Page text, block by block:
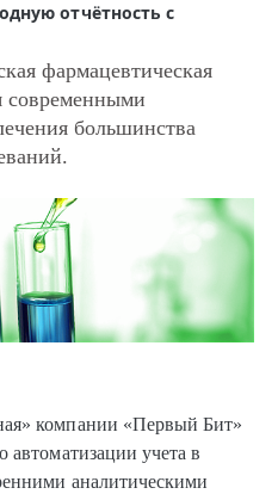
отчётность с
фармацевтическая
современными
большинства
компании «Первый Бит»
учета в
аналитическими